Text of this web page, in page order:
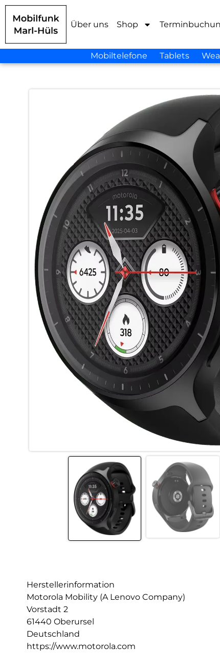
Über uns Shop
Mobiltelefone Tablets
Herstellerinformation
Motorola Mobility (A Lenovo Company)
Vorstadt 2
61440 Oberursel
Deutschland
https://www.motorola.com